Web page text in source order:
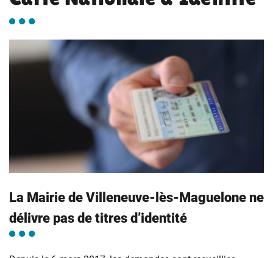
La Mairie de Villeneuve-lès-Maguelone ne
délivre pas de titres d’identité